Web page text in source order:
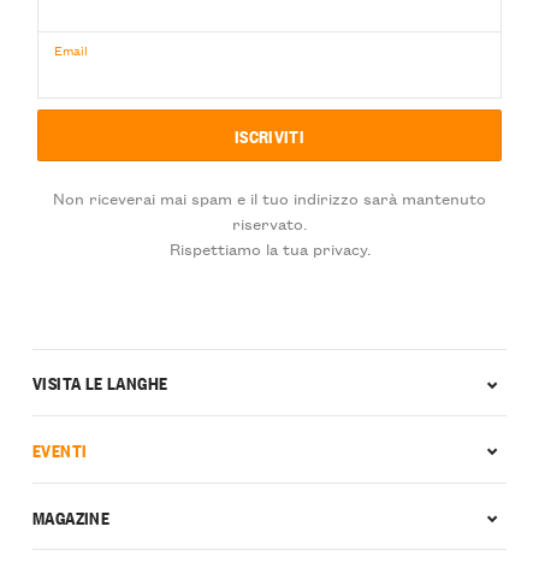
Email
Non riceverai mai spam e il tuo indirizzo sarà mantenuto
riservato.
Rispettiamo la tua privacy.
VISITA LE LANGHE
EVENTI
MAGAZINE